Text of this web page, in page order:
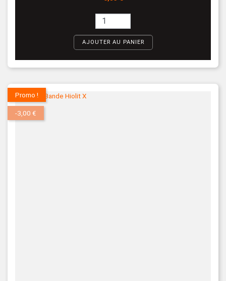
AJOUTER AU PANIER
Promo !
-3,00 €